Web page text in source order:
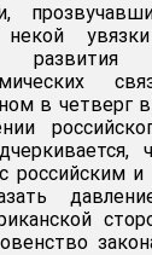
некой
развития
в
российским